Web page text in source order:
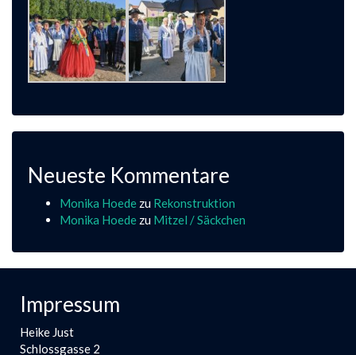
Neueste Kommentare
Monika Hoede zu Rekonstruktion
Monika Hoede zu Mitzel / Säckchen
Impressum
Heike Just
Schlossgasse 2